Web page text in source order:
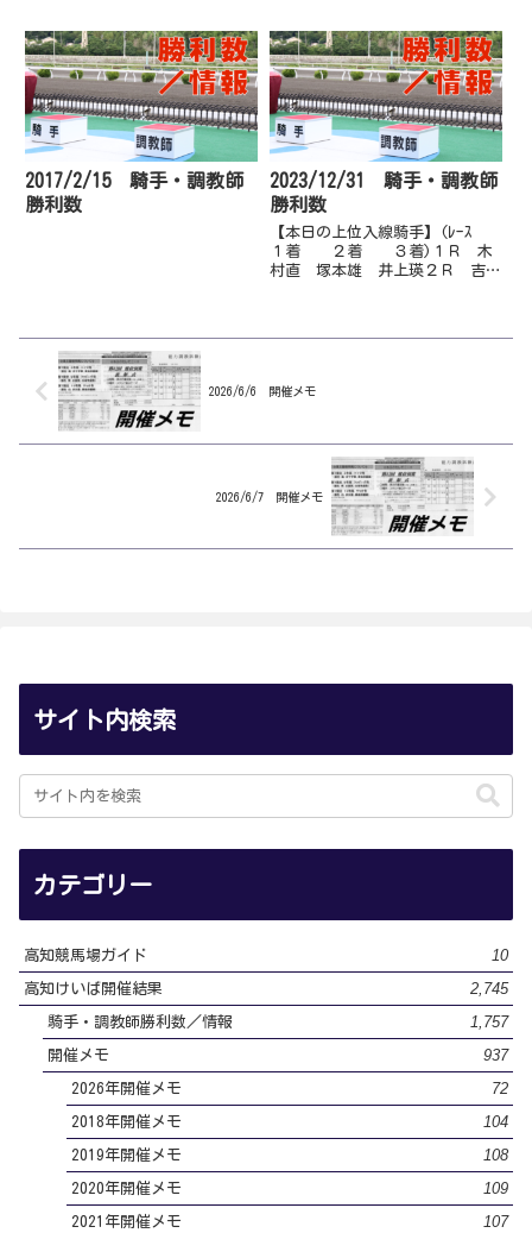
2017/2/15 騎手・調教師
勝利数
2023/12/31 騎手・調教師
勝利数
【本日の上位入線騎手】(ﾚｰｽ
１着 ２着 ３着)１Ｒ 木
村直 塚本雄 井上瑛２Ｒ 吉原
実 上...
2026/6/6 開催メモ
2026/6/7 開催メモ
サイト内検索
カテゴリー
高知競馬場ガイド 10
高知けいば開催結果 2,745
騎手・調教師勝利数／情報 1,757
開催メモ 937
2026年開催メモ 72
2018年開催メモ 104
2019年開催メモ 108
2020年開催メモ 109
2021年開催メモ 107